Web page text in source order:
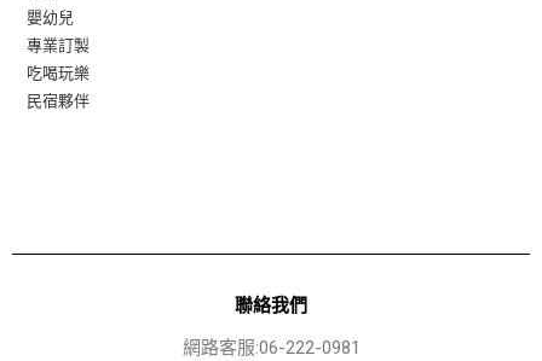
嬰幼兒
專業訂製
吃喝玩樂
民宿夥伴
聯絡我們
網路客服:06-222-0981